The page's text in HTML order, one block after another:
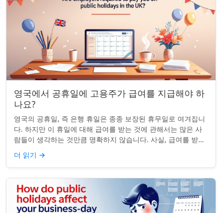
영국에서 공휴일에 고용주가 급여를 지급해야 하
나요?
영국의 공휴일, 즉 은행 휴일은 종종 보장된 휴무일로 여겨집니
다. 하지만 이 휴일에 대해 급여를 받는 것에 관해서는 많은 사
람들이 생각하는 것만큼 명확하지 않습니다. 사실, 급여를 받거
나 하루 쉬는 것이 전적으로 계...
더 읽기 →